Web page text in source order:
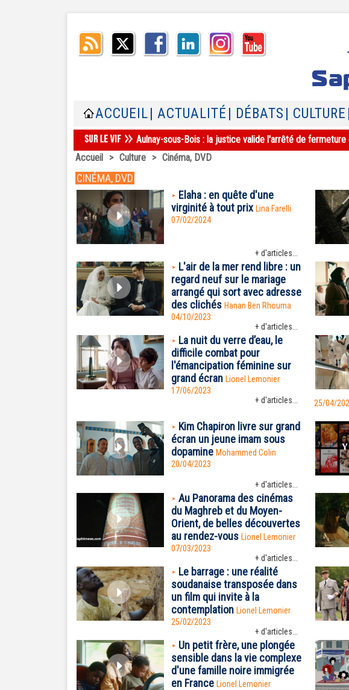
ACCUEIL | ACTUALITÉ | DÉBATS | CULTURE
Aulnay-sous-Bois : la justice valide l'arrêté de
Accueil > Culture > Cinéma, DVD
CINÉMA, DVD
Elaha : en quête d'une
virginité à tout prix Lina Farelli
07/02/2024
+ d'articles...
L'air de la mer rend libre : un
regard neuf sur le mariage
arrangé qui sort avec adresse
des clichés Hanan Ben Rhouma
04/10/2023
+ d'articles...
La nuit du verre d’eau, le
difficile combat pour
l'émancipation féminine sur
grand écran Lionel Lemonier
17/06/2023
+ d'articles...
25/04/
Kim Chapiron livre sur grand
écran un jeune imam sous
dopamine Mohammed Colin
20/04/2023
+ d'articles...
Au Panorama des cinémas
du Maghreb et du Moyen-
Orient, de belles découvertes
au rendez-vous Lionel Lemonier
07/03/2023
+ d'articles...
Le barrage : une réalité
soudanaise transposée dans
un film qui invite à la
contemplation Lionel Lemonier
25/02/2023
+ d'articles...
Un petit frère, une plongée
sensible dans la vie complexe
d'une famille noire immigrée
en France Lionel Lemonier